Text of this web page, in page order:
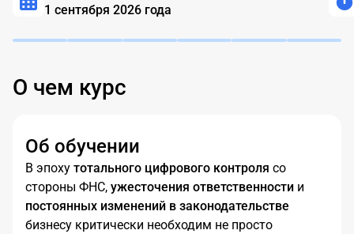
1 сентября 2026 года
О чем курс
Об обучении
В эпоху тотального цифрового контроля со
стороны ФНС, ужесточения ответственности и
постоянных изменений в законодательстве
бизнесу критически необходим не просто